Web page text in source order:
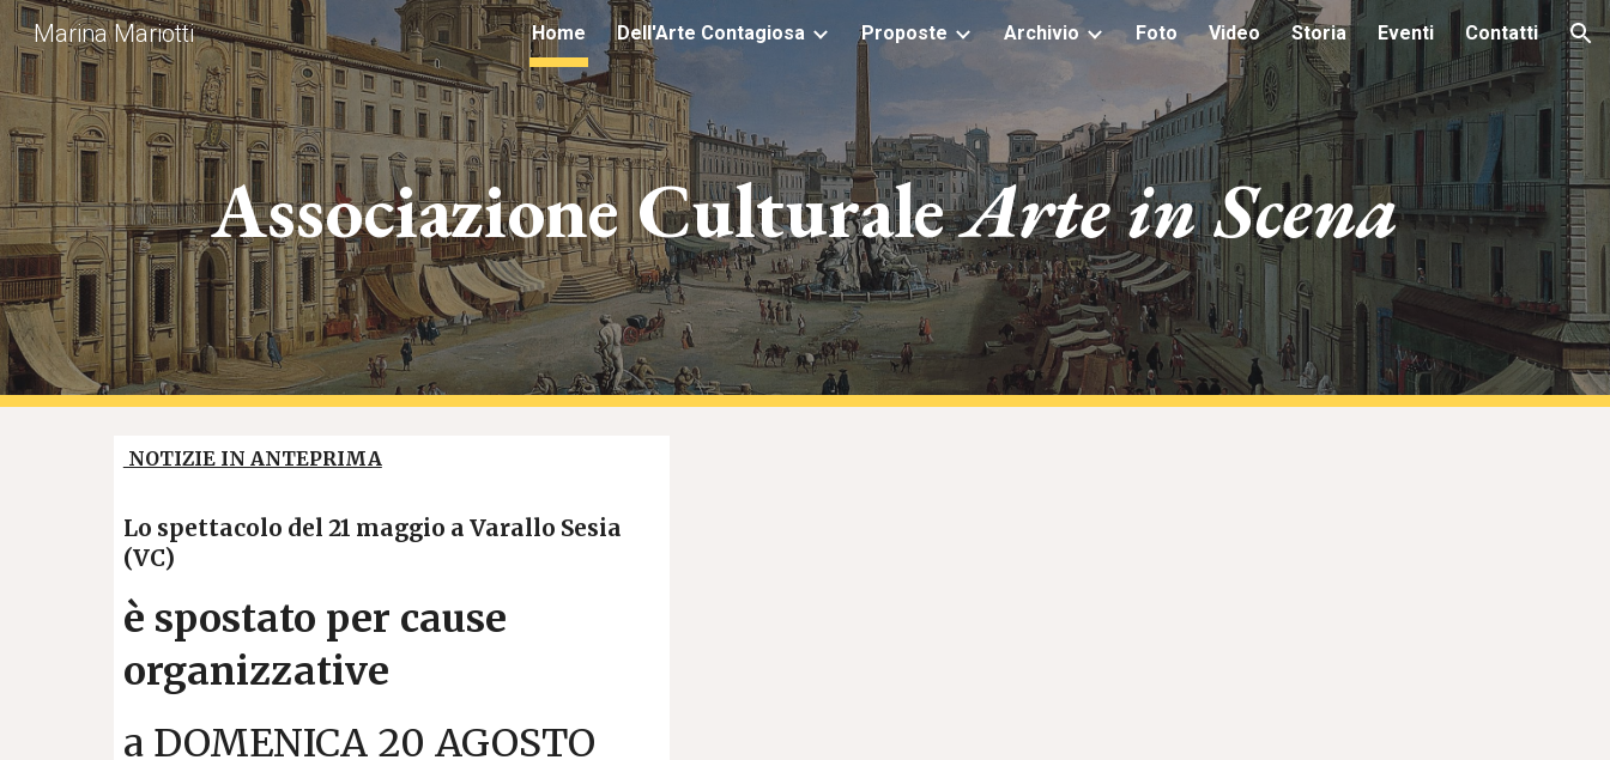
Skip to main content Skip to navigation
Marina Mariotti Home Dell'Arte Contagiosa Proposte Archivio Foto Video Storia Eventi Contatti
Associazione CulturaleArte in Scena
NOTIZIE IN ANTEPRIMA
Lo spettacolo del 21 maggio a Varallo Sesia
(VC)
è spostato per cause
organizzative
a DOMENICA 20 AGOSTO